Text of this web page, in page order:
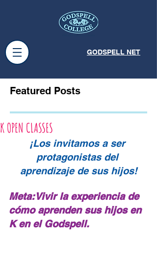
GODSPELL NET
Featured Posts
K OPEN CLASSES
¡Los invitamos a ser
protagonistas del
aprendizaje de sus hijos!
Meta:Vivir la experiencia de
cómo aprenden sus hijos en
K en el Godspell.